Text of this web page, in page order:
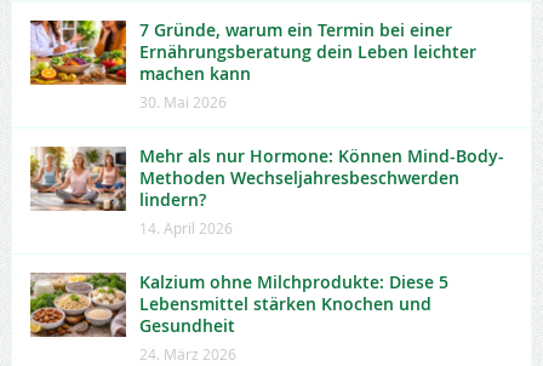
7 Gründe, warum ein Termin bei einer
Ernährungsberatung dein Leben leichter
machen kann
30. Mai 2026
Mehr als nur Hormone: Können Mind-Body-
Methoden Wechseljahresbeschwerden
lindern?
14. April 2026
Kalzium ohne Milchprodukte: Diese 5
Lebensmittel stärken Knochen und
Gesundheit
24. März 2026